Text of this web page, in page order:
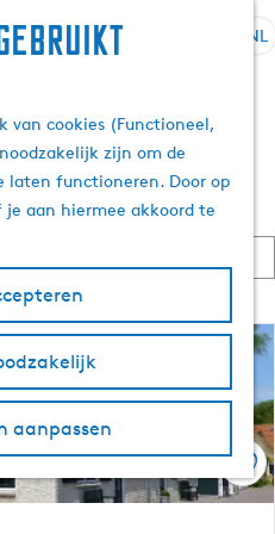
van cookies (Functioneel,
zijn om de
laten functioneren. Door op
aan hiermee akkoord te
aanpassen
e
S
r
a
a
H
u
i
d
NL